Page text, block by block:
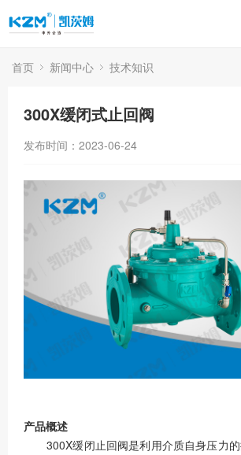
首页 新闻中心 技术知识
300X缓闭式止回阀
发布时间：2023-06-24
产品概述
300X缓闭止回阀是利用介质自身压力的